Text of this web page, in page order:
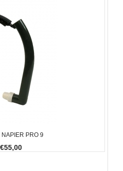
NAPIER PRO 9
€55,00